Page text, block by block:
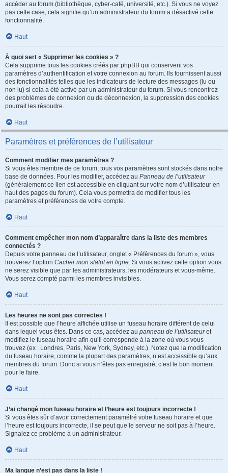
accéder au forum (bibliothèque, cyber-café, université, etc.). Si vous ne voyez
pas cette case, cela signifie qu’un administrateur du forum a désactivé cette
fonctionnalité.
Haut
À quoi sert « Supprimer les cookies » ?
Cela supprime tous les cookies créés par phpBB qui conservent vos
paramètres d’authentification et votre connexion au forum. Ils fournissent aussi
des fonctionnalités telles que les indicateurs de lecture des messages (lu ou
non lu) si cela a été activé par un administrateur du forum. Si vous rencontrez
des problèmes de connexion ou de déconnexion, la suppression des cookies
pourrait les résoudre.
Haut
Paramètres et préférences de l’utilisateur
Comment modifier mes paramètres ?
Si vous êtes membre de ce forum, tous vos paramètres sont stockés dans notre
base de données. Pour les modifier, accédez au Panneau de l’utilisateur
(généralement ce lien est accessible en cliquant sur votre nom d’utilisateur en
haut des pages du forum). Cela vous permettra de modifier tous les
paramètres et préférences de votre compte.
Haut
Comment empêcher mon nom d’apparaître dans la liste des membres
connectés ?
Depuis votre panneau de l’utilisateur, onglet « Préférences du forum », vous
trouverez l’option Cacher mon statut en ligne. Si vous activez cette option vous
ne serez visible que par les administrateurs, les modérateurs et vous-même.
Vous serez compté parmi les membres invisibles.
Haut
Les heures ne sont pas correctes !
Il est possible que l’heure affichée utilise un fuseau horaire différent de celui
dans lequel vous êtes. Dans ce cas, accédez au panneau de l’utilisateuret
modifiez le fuseau horaire afin qu’il corresponde à la zone où vous vous
trouvez (ex : Londres, Paris, New York, Sydney, etc.). Notez que la modification
du fuseau horaire, comme la plupart des paramètres, n’est accessible qu’aux
membres du forum. Donc si vous n’êtes pas enregistré, c’est le bon moment
pour le faire.
Haut
J’ai changé mon fuseau horaire et l’heure est toujours incorrecte !
Si vous êtes sûr d’avoir correctement paramétré votre fuseau horaire et que
l’heure est toujours incorrecte, il se peut que le serveur ne soit pas à l’heure.
Signalez ce problème à un administrateur.
Haut
Ma langue n’est pas dans la liste !